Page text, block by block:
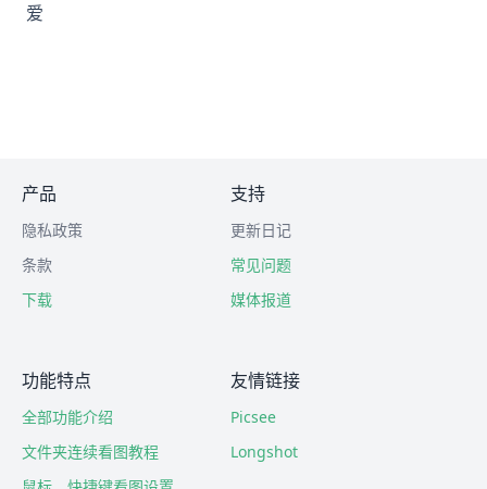
爱
产品
隐私政策
条款
下载
支持
更新日记
常见问题
媒体报道
功能特点
全部功能介绍
文件夹连续看图教程
友情链接
Picsee
Longshot